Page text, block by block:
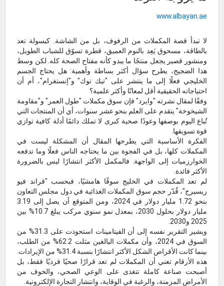
www.albayan.ae
لا تبدأ قصة المكملات من الرفوف، بل من الشاشة. كبسولة تعد
بالطاقة، مسحوق يَعِد بالنوم العميق، قطرة تسوّق للشباب الطويل،
ومنشور قصير يجعل منتجًا ما يبدو كأنه مفتاح الصحة كله. لكن وسط
هذا الضجيج، يطرح سؤال أكثر بساطة وأهمية: هل يحتاج الجسم
الخليجي فعلًا إلى ما ينتشر على "تيك توك" و"إنستغرام"، أم أن
احتياجاته الحقيقية أقل لمعانًا وأكثر علمية؟
وفقًا لمقال نشرته "وايرد" فإن سوق مكملات "طول العمر" و"مقاومة
الشيخوخة" يتقدم على العلم بنحو عشر سنوات، أي أن المنتجات التي
تُباع اليوم بوصفها وعودًا صحية كبرى لا تملك دائمًا أدلة كافية توازي
قوة تسويقها.
الفكرة الأساسية التي يطرحها المقال أن المشكلة ليست في
المكملات كلها، بل في الفجوة بين ما يحتاجه الناس فعلًا وما تدفعه
الخوارزميات إلى الواجهة. فالمكمل الأكثر انتشارًا ليس بالضرورة
الأكثر فائدة.
لم تعد المكملات في الخليج سوقًا هامشيًا، فبحسب "قراند فيو
ريسيرج"، قُدّر حجم سوق المكملات الغذائية في دول مجلس التعاون
بنحو 1.72 مليار دولار في 2024، ومن المتوقع أن يصل إلى 3.19
مليار دولار بحلول 2030، بمعدل نمو سنوي مركب يبلغ 10.7% بين
2025 و2030.
ويشير التقرير نفسه إلى أن الفيتامينات استحوذت على 31.3% من
السوق في 2024، وأن مكملات البالغين مثلت 62.2% من الطلب،
بينما كانت الأقراص الشكل الأكثر انتشارًا بنسبة 31.4% من الإيرادات.
هذه الأرقام تعني أن المكملات لم تعد قرارًا صحيًا فرديًا فقط، بل
أصبحت صناعة كاملة تتغذى على الوعي الصحي، والخوف من
الأمراض المزمنة، والرغبة في الوقاية، وانتشار التجارة الإلكترونية.